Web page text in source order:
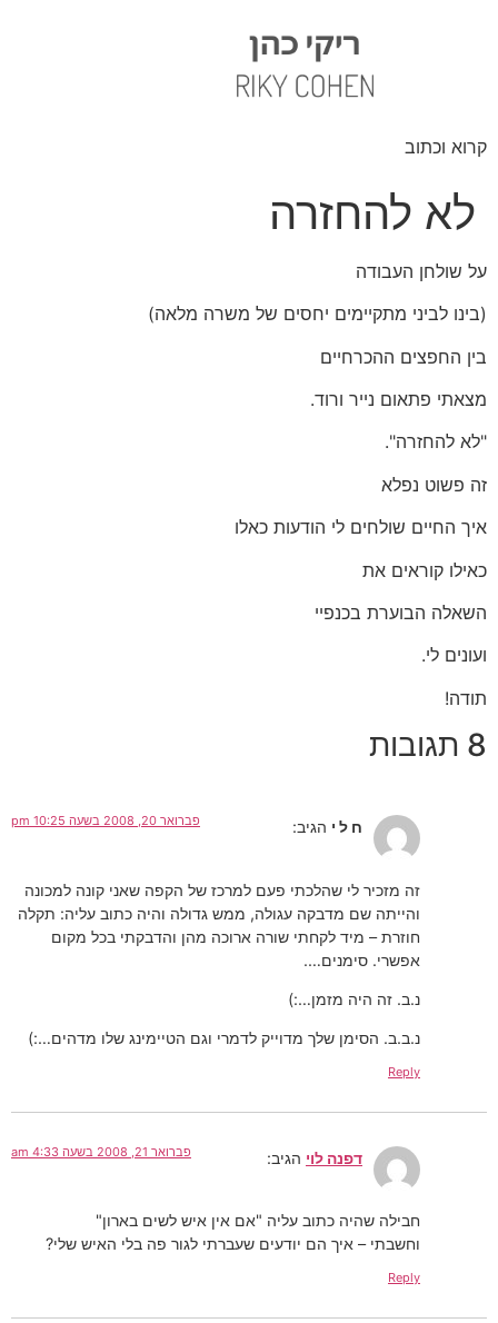
קרוא וכתוב
לא להחזרה
על שולחן העבודה
(בינו לביני מתקיימים יחסים של משרה מלאה)
בין החפצים ההכרחיים
מצאתי פתאום נייר ורוד.
"לא להחזרה".
זה פשוט נפלא
איך החיים שולחים לי הודעות כאלו
כאילו קוראים את
השאלה הבוערת בכנפיי
ועונים לי.
תודה!
8 תגובות
ח ל י הגיב: פברואר 20, 2008 בשעה 10:25 pm
זה מזכיר לי שהלכתי פעם למרכז של הקפה שאני קונה למכונה
והייתה שם מדבקה עגולה, ממש גדולה והיה כתוב עליה: תקלה
חוזרת – מיד לקחתי שורה ארוכה מהן והדבקתי בכל מקום
אפשרי. סימנים….
נ.ב. זה היה מזמן…:)
נ.ב.ב. הסימן שלך מדוייק לדמרי וגם הטיימינג שלו מדהים…:)
Reply
דפנה לוי הגיב: פברואר 21, 2008 בשעה 4:33 am
חבילה שהיה כתוב עליה "אם אין איש לשים בארון"
וחשבתי – איך הם יודעים שעברתי לגור פה בלי האיש שלי?
Reply